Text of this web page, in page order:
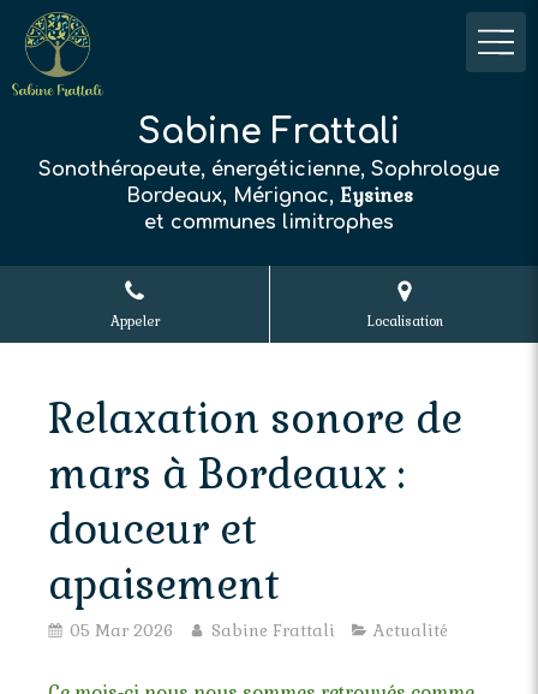
Sabine Frattali
Sonothérapeute, énergéticienne, Sophrologue
Bordeaux, Mérignac, Eysines
et communes limitrophes
Appeler Localisation
Relaxation sonore de
mars à Bordeaux :
douceur et
apaisement
05 Mar 2026 Sabine Frattali Actualité